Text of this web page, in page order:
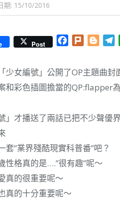
期: 15/10/2016
Post Facebook
Plurk
少女編號」公開了OP主題曲封
和彩色插圖擔當的QP:flapper
」才播送了兩話已把不少聲
套”業界殘酷現實科普番”吧？
性格真的是….”很有趣”呢～
真的很重要呢～
真的十分重要呢～